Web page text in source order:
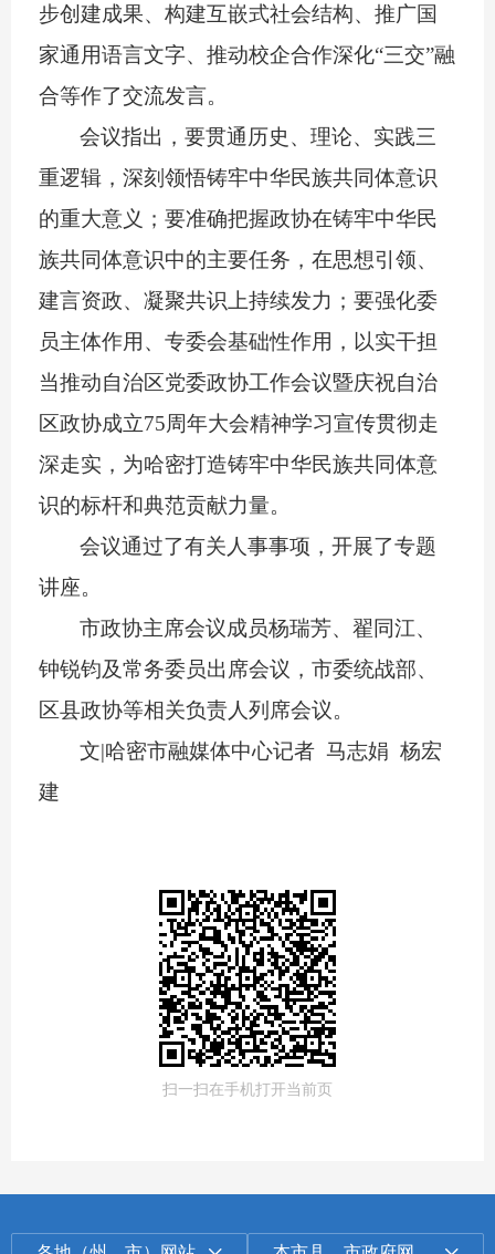
步创建成果、构建互嵌式社会结构、推广国
家通用语言文字、推动校企合作深化“三交”融
合等作了交流发言。
会议指出，要贯通历史、理论、实践三
重逻辑，深刻领悟铸牢中华民族共同体意识
的重大意义；要准确把握政协在铸牢中华民
族共同体意识中的主要任务，在思想引领、
建言资政、凝聚共识上持续发力；要强化委
员主体作用、专委会基础性作用，以实干担
当推动自治区党委政协工作会议暨庆祝自治
区政协成立75周年大会精神学习宣传贯彻走
深走实，为哈密打造铸牢中华民族共同体意
识的标杆和典范贡献力量。
会议通过了有关人事事项，开展了专题
讲座。
市政协主席会议成员杨瑞芳、翟同江、
钟锐钧及常务委员出席会议，市委统战部、
区县政协等相关负责人列席会议。
文|哈密市融媒体中心记者 马志娟 杨宏
建
扫一扫在手机打开当前页